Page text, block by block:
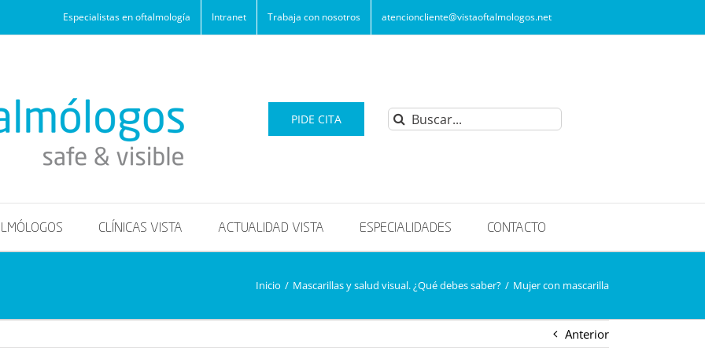
Especialistas en oftalmología Intranet Trabaja con nosotros atencioncliente@vistaoftalmologos.net
PIDE CITA Buscar:
CLÍNICAS VISTA ACTUALIDAD VISTA ESPECIALIDADES CONTACTO
Inicio / Mascarillas y salud visual. ¿Qué debes saber? / Mujer con mascarilla
Anterior